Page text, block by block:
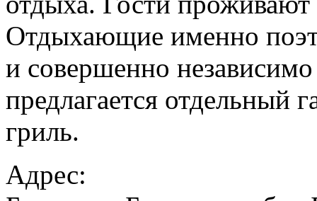
Отдыхающие именно
и совершенно
предлагается отдельный
гриль.
Адрес: